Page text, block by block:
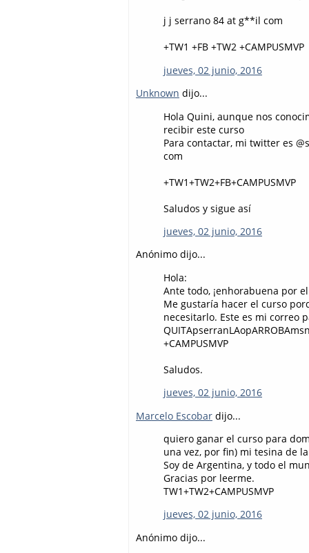
j j serrano 84 at g**il com
+TW1 +FB +TW2 +CAMPUSMVP
jueves, 02 junio, 2016
Unknown dijo...
Hola Quini, aunque nos
recibir este curso
Para contactar, mi twitter es
com
+TW1+TW2+FB+CAMPUSMVP
Saludos y sigue así
jueves, 02 junio, 2016
Anónimo dijo...
Hola:
Ante todo, ¡enhorabuena por
Me gustaría hacer el curso
necesitarlo. Este es mi correo
+CAMPUSMVP
Saludos.
jueves, 02 junio, 2016
Marcelo Escobar dijo...
quiero ganar el curso para
una vez, por fin) mi tesina de
Soy de Argentina, y todo el
Gracias por leerme.
TW1+TW2+CAMPUSMVP
jueves, 02 junio, 2016
Anónimo dijo...